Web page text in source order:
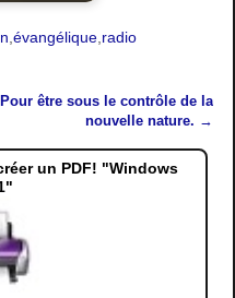
évangélique, radio
Pour être sous le contrôle de la
nouvelle nature. →
un PDF! "Windows